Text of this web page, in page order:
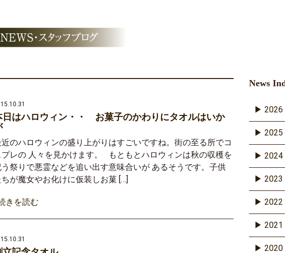
日はハロウィン・・ お菓子のかわりにタオルはいか
のハロウィンの盛り上がりはすごいですね。街の至る所でコ
プレの 人々を見かけます。 もともとハロウィンは秋の収穫を
祭りで悪霊などを追い出す意味合いが あるそうです。子供
が魔女やお化けに仮装しお菓 […]
きを読む
News
2026
2025
2024
2023
2022
2021
2020